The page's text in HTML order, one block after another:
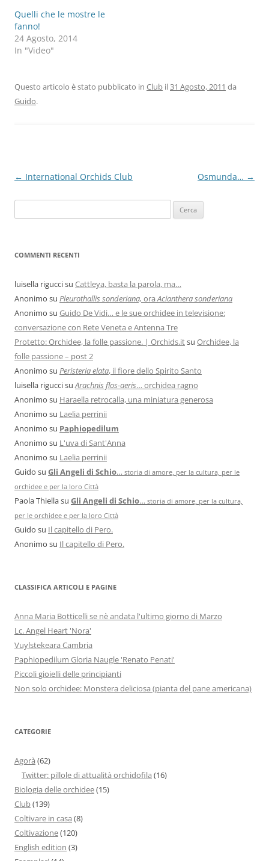
Quelli che le mostre le
fanno!
24 Agosto, 2014
In "Video"
Questo articolo è stato pubblicato in Club il31 Agosto, 2011 da
Guido.
Navigazione
← International Orchids Club Osmunda… →
COMMENTI RECENTI
luisella riguccisu Cattleya, basta la parola, ma…
Anonimo su Pleurothallis sonderiana, ora Acianthera sonderiana
Anonimo su Guido De Vidi… e le sue orchidee in televisione:
conversazione con Rete Veneta e Antenna Tre
Protetto: Orchidee, la folle passione. | Orchids.itsu Orchidee, la
folle passione – post 2
Anonimo su Peristeria elata, il fiore dello Spirito Santo
luisella riguccisu Arachnis flos-aeris… orchidea ragno
Anonimo su Haraella retrocalla, una miniatura generosa
Anonimo su Laelia perrinii
Anonimo su Paphiopedilum
Anonimo su L'uva di Sant'Anna
Anonimo su Laelia perrinii
Guido su Gli Angeli di Schio… storia di amore, per la cultura, per le
orchidee e per la loro Città
Paola Thiellasu Gli Angeli di Schio… storia di amore, per la cultura,
per le orchidee e per la loro Città
Guido su Il capitello di Pero.
Anonimo su Il capitello di Pero.
CLASSIFICA ARTICOLI E PAGINE
Anna Maria Botticelli se nè andata l'ultimo giorno di Marzo
Lc. Angel Heart 'Nora'
Vuylstekeara Cambria
Paphiopedilum Gloria Naugle 'Renato Penati'
Piccoli gioielli delle principianti
Non solo orchidee: Monstera deliciosa (pianta del pane americana)
CATEGORIE
Agorà (62)
Twitter: pillole di attualità orchidofila (16)
Biologia delle orchidee(15)
Club(139)
Coltivare in casa (8)
Coltivazione(120)
English edition (3)